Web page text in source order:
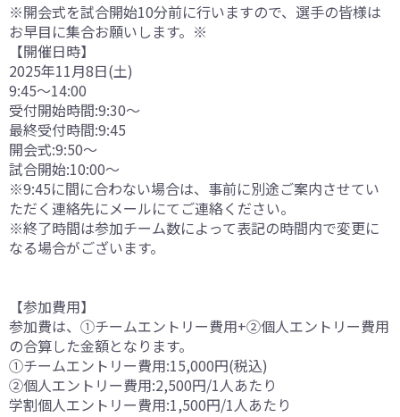
※開会式を試合開始10分前に行いますので、選手の皆様は
お早目に集合お願いします。※
【開催日時】
2025年11月8日(土)
9:45〜14:00
受付開始時間:9:30～
最終受付時間:9:45
開会式:9:50～
試合開始:10:00～
※9:45に間に合わない場合は、事前に別途ご案内させてい
ただく連絡先にメールにてご連絡ください。
※終了時間は参加チーム数によって表記の時間内で変更に
なる場合がございます。
【参加費用】
参加費は、➀チームエントリー費用+②個人エントリー費用
の合算した金額となります。
①チームエントリー費用:15,000円(税込)
②個人エントリー費用:2,500円/1人あたり
学割個人エントリー費用:1,500円/1人あたり